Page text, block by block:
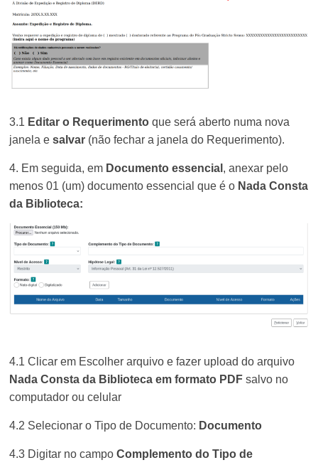
3.1 Editar o Requerimento que será aberto numa nova
janela esalvar (não fechar a janela do Requerimento).
4. Em seguida, em Documento essencial , anexar pelo
menos 01 (um) documento essencial que é o Nada Consta
da Biblioteca:
4.1 Clicar em Escolher arquivo e fazer upload do arquivo
Nada Consta da Biblioteca em formato PDF salvo no
computador ou celular
4.2 Selecionar o Tipo de Documento: Documento
4.3 Digitar no campoComplemento do Tipo de